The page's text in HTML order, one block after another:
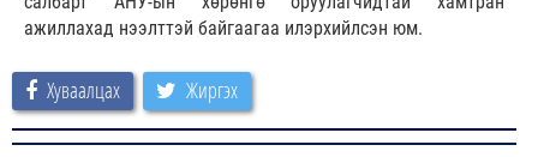
ажиллахад нээлттэй байгаагаа илэрхийлсэн юм.
Хуваалцах Жиргэх